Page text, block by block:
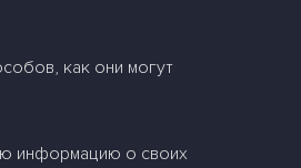
как они могут
информацию о своих